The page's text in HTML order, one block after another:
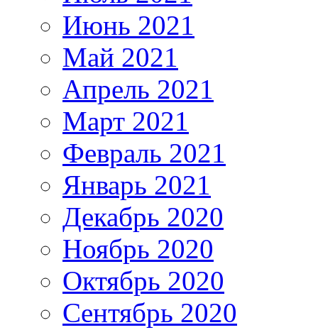
Июнь 2021
Май 2021
Апрель 2021
Март 2021
Февраль 2021
Январь 2021
Декабрь 2020
Ноябрь 2020
Октябрь 2020
Сентябрь 2020